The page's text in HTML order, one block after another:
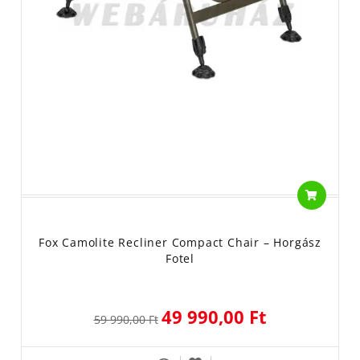
Fox Camolite Recliner Compact Chair – Horgász
Fotel
59 990,00 Ft 49 990,00 Ft